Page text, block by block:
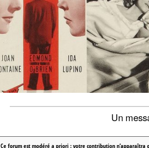
Un
Ce forum est modéré a priori : votre contribution n’apparaîtra